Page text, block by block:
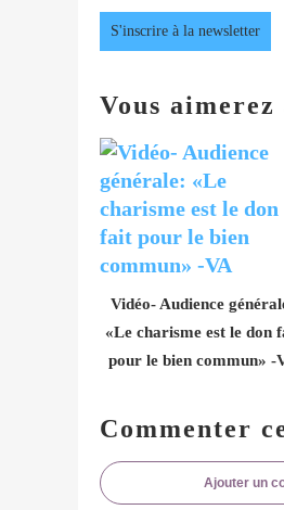
S'inscrire à la newsletter
Vous aimerez
Vidéo- Audience
«Le charisme est le don
pour le bien commun» -
Commenter
Ajouter un